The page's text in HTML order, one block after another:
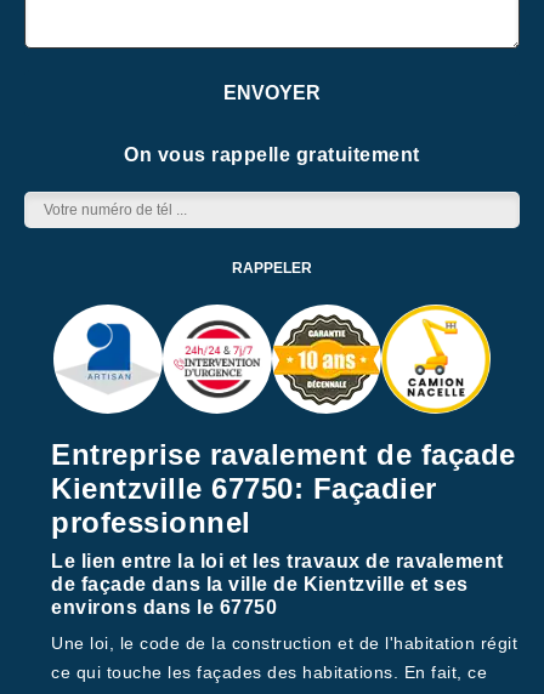
On vous rappelle gratuitement
Entreprise ravalement de façade
Kientzville 67750: Façadier
professionnel
Le lien entre la loi et les travaux de ravalement
de façade dans la ville de Kientzville et ses
environs dans le 67750
Une loi, le code de la construction et de l'habitation régit
ce qui touche les façades des habitations. En fait, ce